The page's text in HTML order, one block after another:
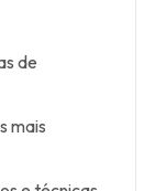
de
mais